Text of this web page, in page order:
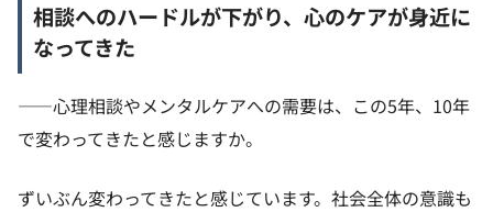
相談へのハードルが下がり、心のケアが身近に
なってきた
——心理相談やメンタルケアへの需要は、この5年、10年
で変わってきたと感じますか。
ずいぶん変わってきたと感じています。社会全体の意識も